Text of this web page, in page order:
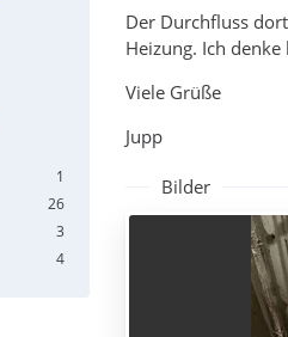
1
26
3
4
Der Durchfluss
Heizung. Ich
Viele Grüße
Jupp
Bilder